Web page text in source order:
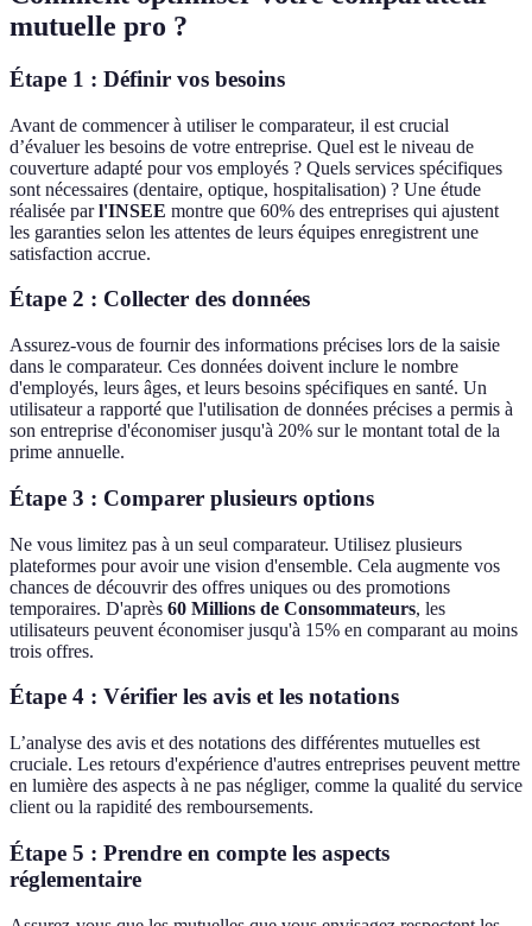
mutuelle pro ?
Étape 1 : Définir vos besoins
Avant de commencer à utiliser le comparateur, il est crucial
d’évaluer les besoins de votre entreprise. Quel est le niveau de
couverture adapté pour vos employés ? Quels services spécifiques
sont nécessaires (dentaire, optique, hospitalisation) ? Une étude
réalisée parl'INSEE montre que 60% des entreprises qui ajustent
les garanties selon les attentes de leurs équipes enregistrent une
satisfaction accrue.
Étape 2 : Collecter des données
Assurez-vous de fournir des informations précises lors de la saisie
dans le comparateur. Ces données doivent inclure le nombre
d'employés, leurs âges, et leurs besoins spécifiques en santé. Un
utilisateur a rapporté que l'utilisation de données précises a permis à
son entreprise d'économiser jusqu'à 20% sur le montant total de la
prime annuelle.
Étape 3 : Comparer plusieurs options
Ne vous limitez pas à un seul comparateur. Utilisez plusieurs
plateformes pour avoir une vision d'ensemble. Cela augmente vos
chances de découvrir des offres uniques ou des promotions
temporaires. D'après 60 Millions de Consommateurs, les
utilisateurs peuvent économiser jusqu'à 15% en comparant au moins
trois offres.
Étape 4 : Vérifier les avis et les notations
L’analyse des avis et des notations des différentes mutuelles est
cruciale. Les retours d'expérience d'autres entreprises peuvent mettre
en lumière des aspects à ne pas négliger, comme la qualité du service
client ou la rapidité des remboursements.
Étape 5 : Prendre en compte les aspects
réglementaire